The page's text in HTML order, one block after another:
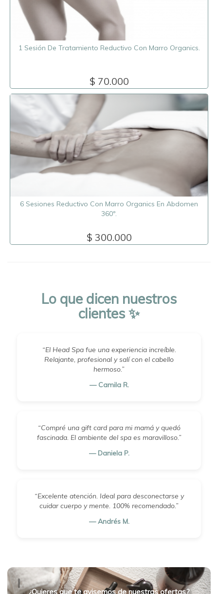
1 Sesión De Tratamiento Reductivo Con Marro Organics.
$ 70.000
6 Sesiones Reductivo Con Marro Organics En Abdomen
360º.
$ 300.000
Lo que dicen nuestros
clientes ✨
“El Head Spa fue una experiencia increíble.
Relajante, profesional y salí con el cabello
hermoso.”
— Camila R.
“Compré una gift card para mi mamá y quedó
fascinada. El ambiente del spa es maravilloso.”
— Daniela P.
“Excelente atención. Ideal para desconectarse y
cuidar cuerpo y mente. 100% recomendado.”
— Andrés M.
¿Quieres que te avisemos de nuestras ofertas?